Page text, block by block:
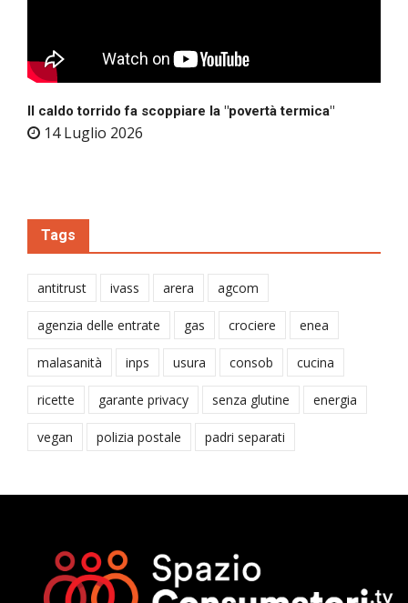
Il caldo torrido fa scoppiare la "povertà termica"
14 Luglio 2026
Tags
antitrust ivass arera agcom
agenzia delle entrate gas crociere enea
malasanità inps usura consob cucina
ricette garante privacy senza glutine energia
vegan polizia postale padri separati